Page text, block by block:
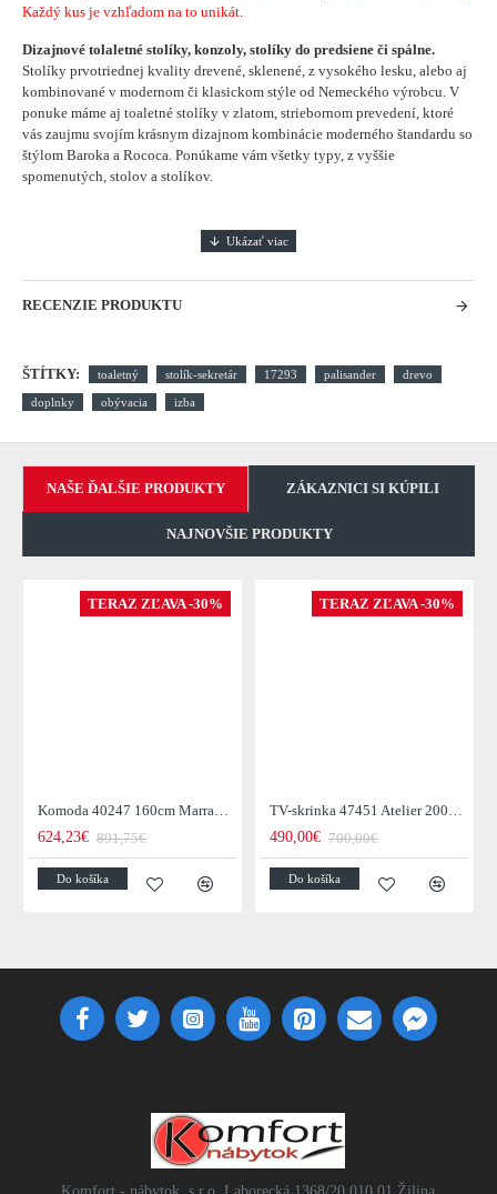
Každý kus je vzhľadom na to unikát.
Dizajnové tolaletné stolíky, konzoly, stolíky do predsiene či spálne.
Stolíky prvotriednej kvality drevené, sklenené, z vysokého lesku, alebo aj
kombinované v modernom či klasickom stýle od Nemeckého výrobcu. V
ponuke máme aj toaletné stolíky v zlatom, striebornom prevedení, ktoré
vás zaujmu svojím krásnym dizajnom kombinácie moderného štandardu so
štýlom Baroka a Rococa. Ponúkame vám všetky typy, z vyššie
spomenutých, stolov a stolíkov.
RECENZIE PRODUKTU
ŠTÍTKY: toaletný stolík-sekretár 17293 palisander drevo
doplnky obývacia izba
NAŠE ĎALŠIE PRODUKTY ZÁKAZNICI SI KÚPILI
NAJNOVŠIE PRODUKTY
TERAZ ZĽAVA -30%
Komoda 40247 160cm Marrakesch Drevo Mango - Skladom u nás v Žiline - 1Ks
624,23€ 891,75€
Do košíka
TERAZ ZĽAVA -30%
TV-skrinka 47451 Atelier 200cm Natural Dub Dyha
490,00€ 700,00€
Do košíka